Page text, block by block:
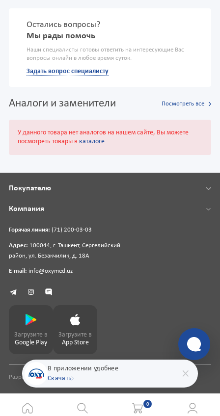
Остались вопросы?
Мы рады помочь
Наши специалисты готовы ответить на интересующие Вас
вопросы онлайн в любое время суток.
Задать вопрос специалисту
Аналоги и заменители Посмотреть все
У данного товара нет аналогов на нашем сайте, Вы можете
посмотреть товары в каталоге
В приложении удобнее
Скачать
Горячая линия: (71) 200-03-03
Адрес: 100044, г. Ташкент, Сергелийский
район, ул. Безакчилик, д. 18А
E-mail: info@oxymed.uz
Покупателю
Компания
Загрузите в
Google Play
Загрузите в
App Store
Разработка сайтаpharmit.uz
0